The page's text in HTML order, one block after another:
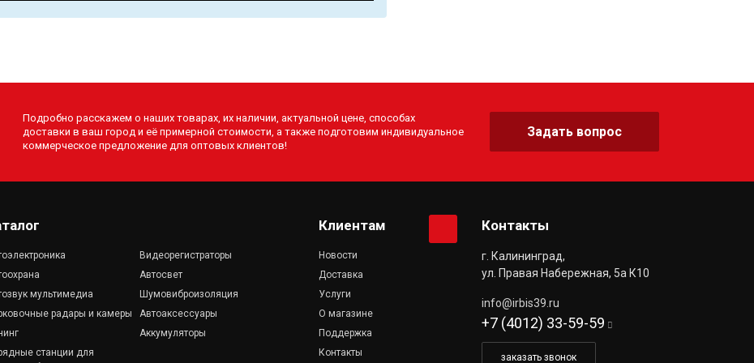
Подробно расскажем о наших товарах, их наличии, актуальной цене, способах
доставки в ваш город и её примерной стоимости, а также подготовим индивидуальное
коммерческое предложение для оптовых клиентов!
Задать вопрос
Видеорегистраторы
Автосвет
мультимедиа
Шумовиброизоляция
радары и камеры
Автоаксессуары
Аккумуляторы
станции для
Клиентам
Новости
Доставка
Услуги
О магазине
Поддержка
Контакты
Контакты
г. Калининград,
ул. Правая Набережная, 5а К10
info@irbis39.ru
+7 (4012) 33-59-59
заказать звонок